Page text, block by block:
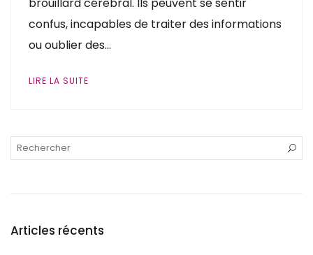
brouillard cérébral. Ils peuvent se sentir
confus, incapables de traiter des informations
ou oublier des…
LIRE LA SUITE
Articles récents